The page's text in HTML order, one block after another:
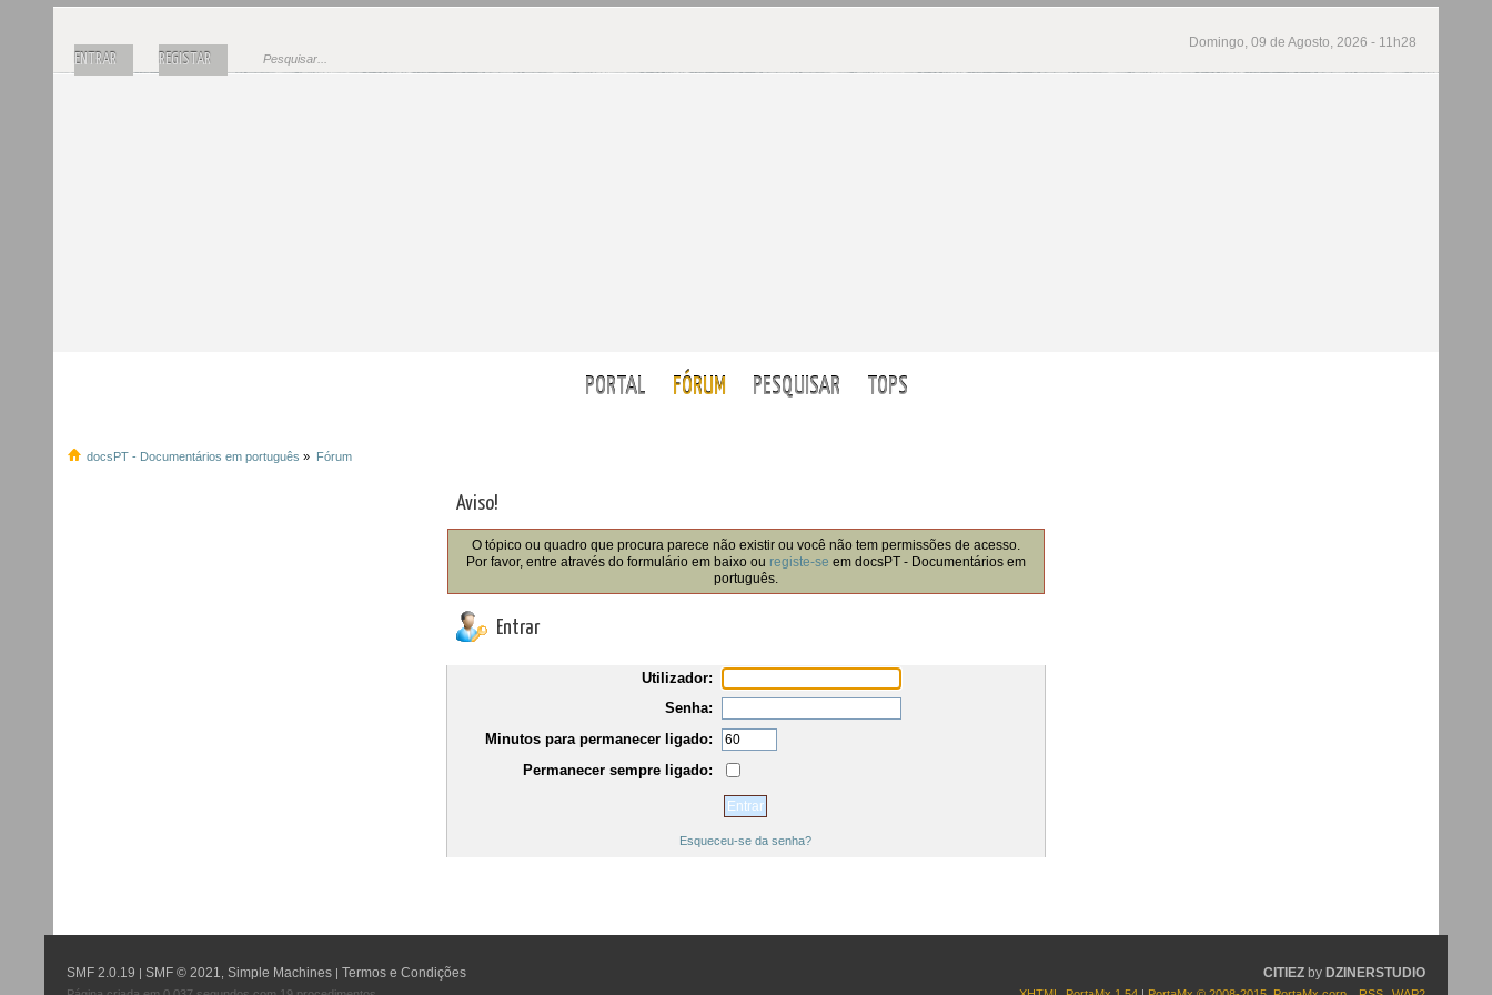
ENTRAR REGISTAR
Domingo, 09 de Agosto, 2026 - 11h28
PORTAL FÓRUM PESQUISAR TOPS
docsPT - Documentários em português » Fórum
Aviso!
O tópico ou quadro que procura parece não existir ou você não tem permissões de acesso.
Por favor, entre através do formulário em baixo ou registe-se em docsPT - Documentários em
português.
Entrar
Utilizador:
Senha:
Minutos para permanecer ligado:
Permanecer sempre ligado:
Esqueceu-se da senha?
SMF 2.0.19 |SMF © 2021 ,Simple Machines |Termos e Condições CITIEZby DZINERSTUDIO